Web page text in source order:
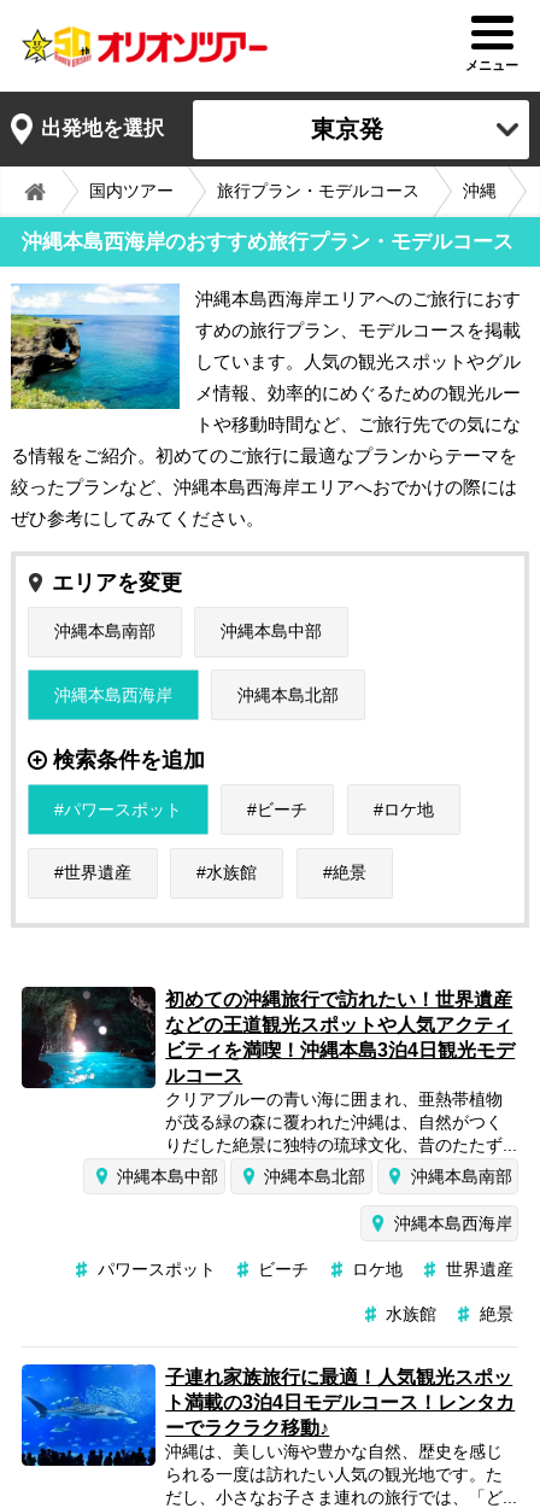
メニュー
出発地を選択 東京発
国内ツアー 旅行プラン・モデルコース 沖縄
沖縄本島西海岸のおすすめ旅行プラン・モデルコース
沖縄本島西海岸エリアへのご旅行におす
すめの旅行プラン、モデルコースを掲載
しています。人気の観光スポットやグル
メ情報、効率的にめぐるための観光ルー
トや移動時間など、ご旅行先での気にな
る情報をご紹介。初めてのご旅行に最適なプランからテーマを
絞ったプランなど、沖縄本島西海岸エリアへおでかけの際には
ぜひ参考にしてみてください。
エリアを変更
沖縄本島南部 沖縄本島中部
沖縄本島西海岸 沖縄本島北部
検索条件を追加
パワースポット ビーチ ロケ地
世界遺産 水族館 絶景
初めての沖縄旅行で訪れたい！世界遺産
などの王道観光スポットや人気アクティ
ビティを満喫！沖縄本島3泊4日観光モデ
ルコース
クリアブルーの青い海に囲まれ、亜熱帯植物
が茂る緑の森に覆われた沖縄は、自然がつく
りだした絶景に独特の琉球文化、昔のたたず...
沖縄本島中部
沖縄本島北部 沖縄本島南部
沖縄本島西海岸
パワースポット ビーチ ロケ地 世界遺産
水族館 絶景
子連れ家族旅行に最適！人気観光スポッ
ト満載の3泊4日モデルコース！レンタカ
ーでラクラク移動♪
沖縄は、美しい海や豊かな自然、歴史を感じ
られる一度は訪れたい人気の観光地です。た
だし、小さなお子さま連れの旅行では、「ど...